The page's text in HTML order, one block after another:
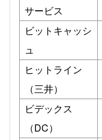
サービス
ビットキャッシ
ュ
ヒットライン
（三井）
ビデックス
（DC）